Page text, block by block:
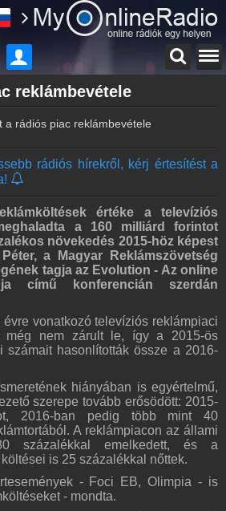
reklámbevétele
a rádiós piac reklámbevétele
rádiós hírekről, kérj értesítést a
értéke a televíziós
a 160 milliárd forintot
növekedés 2015-höz képest
a Magyar Reklámszövetség
tagja az Evolution - Az online
című konferencián szerdán
évre vonatkozó televíziós reklámpiaci
még nem zárult le, így a 2015-ös
számait hasonlították össze a 2016-
hiányában is egyértelmű,
szerepe tovább erősödött: 2015-
2016-ban pedig több mint 40
A reklámpiacon az állami
százalékkal emelkedett, és a
is 25 százalékkal nőttek.
- Foci EB, Olimpia - is
- mondta.